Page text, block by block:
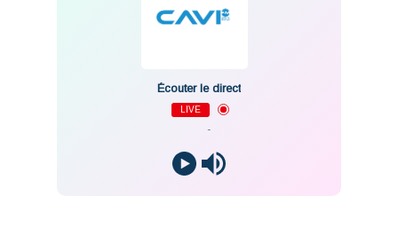
Écouter le direct
LIVE